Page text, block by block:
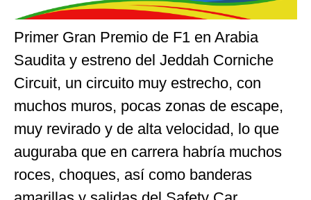
Primer Gran Premio de F1 en Arabia
Saudita y estreno del Jeddah Corniche
Circuit, un circuito muy estrecho, con
muchos muros, pocas zonas de escape,
muy revirado y de alta velocidad, lo que
auguraba que en carrera habría muchos
roces, choques, así como banderas